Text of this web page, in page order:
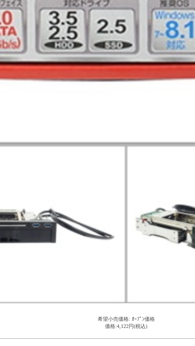
希望小売価格: ｵｰﾌﾟﾝ価格
価格:4,122円(税込)